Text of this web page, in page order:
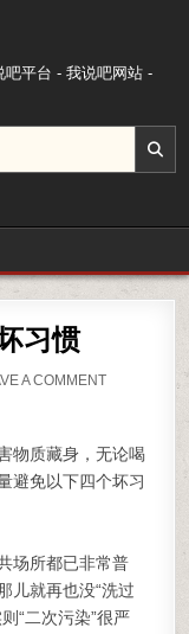
平台 - 我说吧网站 -
习惯
A COMMENTON 10个会
物质藏身，无论喝
避免以下四个坏习
场所都已非常普
儿就再也没“洗过
“二次污染”很严